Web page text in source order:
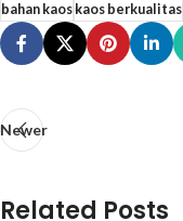
bahan kaoskaos berkualitas
Newer
Related Posts